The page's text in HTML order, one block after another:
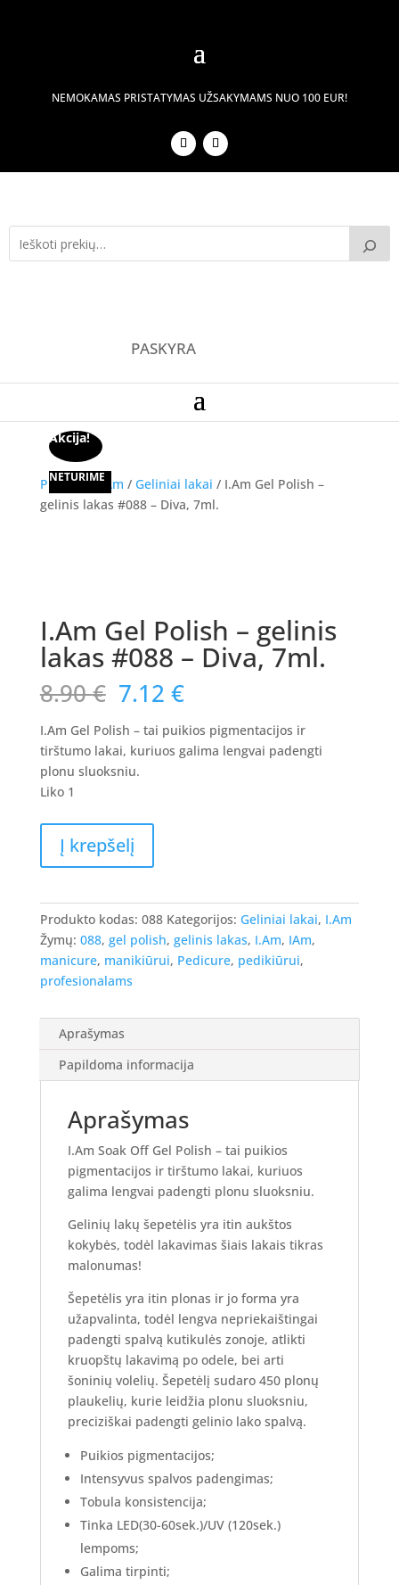
NEMOKAMAS PRISTATYMAS UŽSAKYMAMS NUO 100 EUR!
PASKYRA
Pradžia/I.Am / Geliniai lakai / I.Am Gel Polish –
gelinis lakas #088 – Diva, 7ml.
I.Am Gel Polish – gelinis
lakas #088 – Diva, 7ml.
8.90€ Original
price
was:
8.90 €.
7.12 €Current
price
is:
7.12 €.
I.Am Gel Polish – tai puikios pigmentacijos ir
tirštumo lakai, kuriuos galima lengvai padengti
plonu sluoksniu.
Liko 1
kiekis:
Polish
-
gelinis
lakas
-
Diva,
7ml.
Į krepšelį
Produkto kodas: 088 Kategorijos: Geliniai lakai, I.Am
Žymų: 088, gel polish, gelinis lakas, I.Am, IAm,
manicure, manikiūrui, Pedicure, pedikiūrui,
profesionalams
Aprašymas
Papildoma informacija
Aprašymas
I.Am Soak Off Gel Polish – tai puikios
pigmentacijos ir tirštumo lakai, kuriuos
galima lengvai padengti plonu sluoksniu.
Gelinių lakų šepetėlis yra itin aukštos
kokybės, todėl lakavimas šiais lakais tikras
malonumas!
Šepetėlis yra itin plonas ir jo forma yra
užapvalinta, todėl lengva nepriekaištingai
padengti spalvą kutikulės zonoje, atlikti
kruopštų lakavimą po odele, bei arti
šoninių volelių. Šepetėlį sudaro 450 plonų
plaukelių, kurie leidžia plonu sluoksniu,
preciziškai padengti gelinio lako spalvą.
Puikios pigmentacijos;
Intensyvus spalvos padengimas;
Tobula konsistencija;
Tinka LED(30-60sek.)/UV (120sek.)
lempoms;
Galima tirpinti;
Akcija!
NETURIME